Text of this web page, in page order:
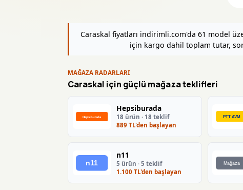
Caraskal fiyatları indirimli.com'da 61 model
için kargo dahil toplam tutar,
MAĞAZA RADARLARI
Caraskal için güçlü mağaza teklifleri
Hepsiburada
18 ürün · 18 teklif
889 TL'den başlayan
n11
5 ürün · 5 teklif
1.100 TL'den başlayan